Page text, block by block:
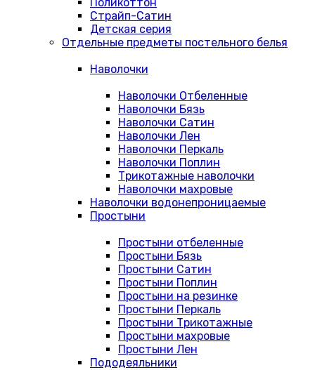
Страйп-Сатин
Детская серия
Отдельные предметы постельного белья
Наволочки
Наволочки Отбеленные
Наволочки Бязь
Наволочки Сатин
Наволочки Лен
Наволочки Перкаль
Наволочки Поплин
Трикотажные наволочки
Наволочки махровые
Наволочки водонепроницаемые
Простыни
Простыни отбеленные
Простыни Бязь
Простыни Сатин
Простыни Поплин
Простыни на резинке
Простыни Перкаль
Простыни Трикотажные
Простыни махровые
Простыни Лен
Пододеяльники